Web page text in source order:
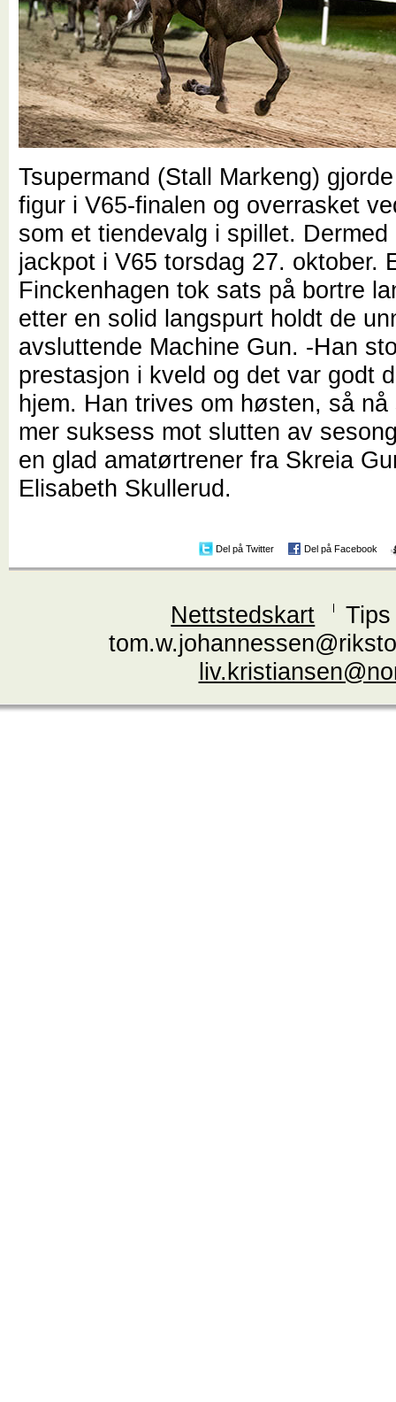
Tsupermand (Stall Markeng)
figur i V65-finalen og overrasket
som et tiendevalg i spillet. Dermed
jackpot i V65 torsdag 27. oktober.
Finckenhagen tok sats på bortre
etter en solid langspurt holdt de
avsluttende Machine Gun. -Han
prestasjon i kveld og det var godt
hjem. Han trives om høsten, så
mer suksess mot slutten av
en glad amatørtrener fra Skreia
Elisabeth Skullerud.
Del på Twitter Del på Facebook
Nettstedskart